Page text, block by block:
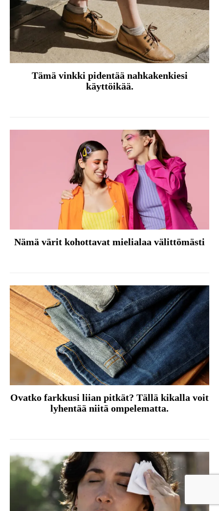
Tämä vinkki pidentää nahkakenkiesi
käyttöikää.
Nämä värit kohottavat mielialaa välittömästi
Ovatko farkkusi liian pitkät? Tällä kikalla voit
lyhentää niitä ompelematta.